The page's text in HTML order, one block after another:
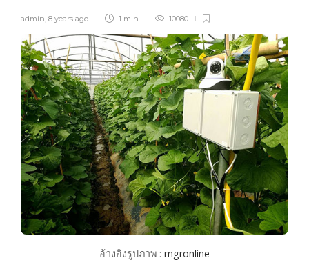
admin 8 years ago 1 min 10080
อ้างอิงรูปภาพ : mgronline